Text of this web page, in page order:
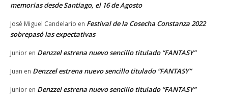
memorias desde Santiago, el 16 de Agosto
José Miguel Candelario en Festival de la Cosecha Constanza 2022
sobrepasó las expectativas
Junior en Denzzel estrena nuevo sencillo titulado “FANTASY”
Juan en Denzzel estrena nuevo sencillo titulado “FANTASY”
Junior en Denzzel estrena nuevo sencillo titulado “FANTASY”